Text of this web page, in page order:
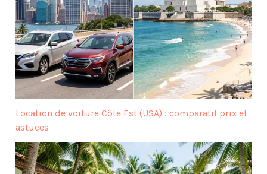
Location de voiture Côte Est (USA) : comparatif prix et
astuces